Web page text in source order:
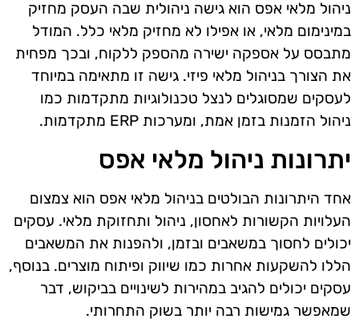
ניהול מלאי אפס הוא גישה ניהולית שבה העסק מחזיק
במינימום מלאי, או אפילו לא מחזיק מלאי כלל. המודל
מתבסס על אספקה ישירה מהספק ללקוח, ובכך מפחית
את הצורך בניהול מלאי פיזי. גישה זו מתאימה במיוחד
לעסקים שמסוגלים לנצל טכנולוגיות מתקדמות כמו
ניהול הזמנות בזמן אמת, ומערכות ERP מתקדמות.
יתרונות ניהול מלאי אפס
אחד היתרונות הבולטים בניהול מלאי אפס הוא צמצום
העלויות הקשורות לאחסון, ניהול ותחזוקת מלאי. עסקים
יכולים לחסוך במשאבים ובזמן, ולהפנות את המשאבים
הללו להשקעות אחרות כמו שיווק ופיתוח מוצרים. בנוסף,
עסקים יכולים להגיב במהירות לשינויים בביקוש, דבר
שמאפשר גמישות רבה יותר בשוק התחרותי.